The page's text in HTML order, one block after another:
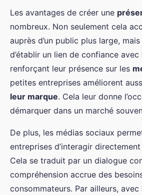
Les avantages de créer une
nombreux. Non seulement cela
auprès d’un public plus large,
d’établir un lien de confiance avec
renforçant leur présence sur les
petites entreprises améliorent
leur marque. Cela leur donne
démarquer dans un marché
De plus, les médias sociaux
entreprises d’interagir
Cela se traduit par un dialogue
compréhension accrue des
consommateurs. Par ailleurs,